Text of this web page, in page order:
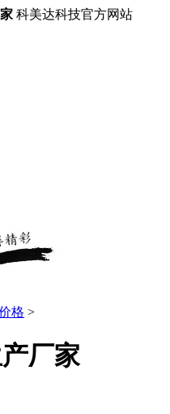
科美达科技官方网站
格 >
厂家